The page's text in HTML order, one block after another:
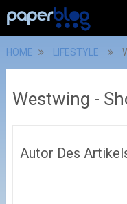
HOME LIFESTYLE
Westwing -
Autor Des